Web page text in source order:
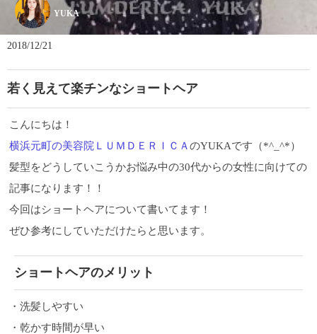
YUKA
2018/12/21
若く見えて楽チンなショートヘア
こんにちは！
横浜元町の美容院ＬＵＭＤＥＲＩＣＡ のYUKAです（*^_^*）
髪型をどうしていこうかお悩み中の30代からの女性に向けての
記事になります！！
今回はショートヘアについて書いてます！
ぜひ参考にしていただけたらと思います。
ショートヘアのメリット
・洗髪しやすい
・乾かす時間が早い